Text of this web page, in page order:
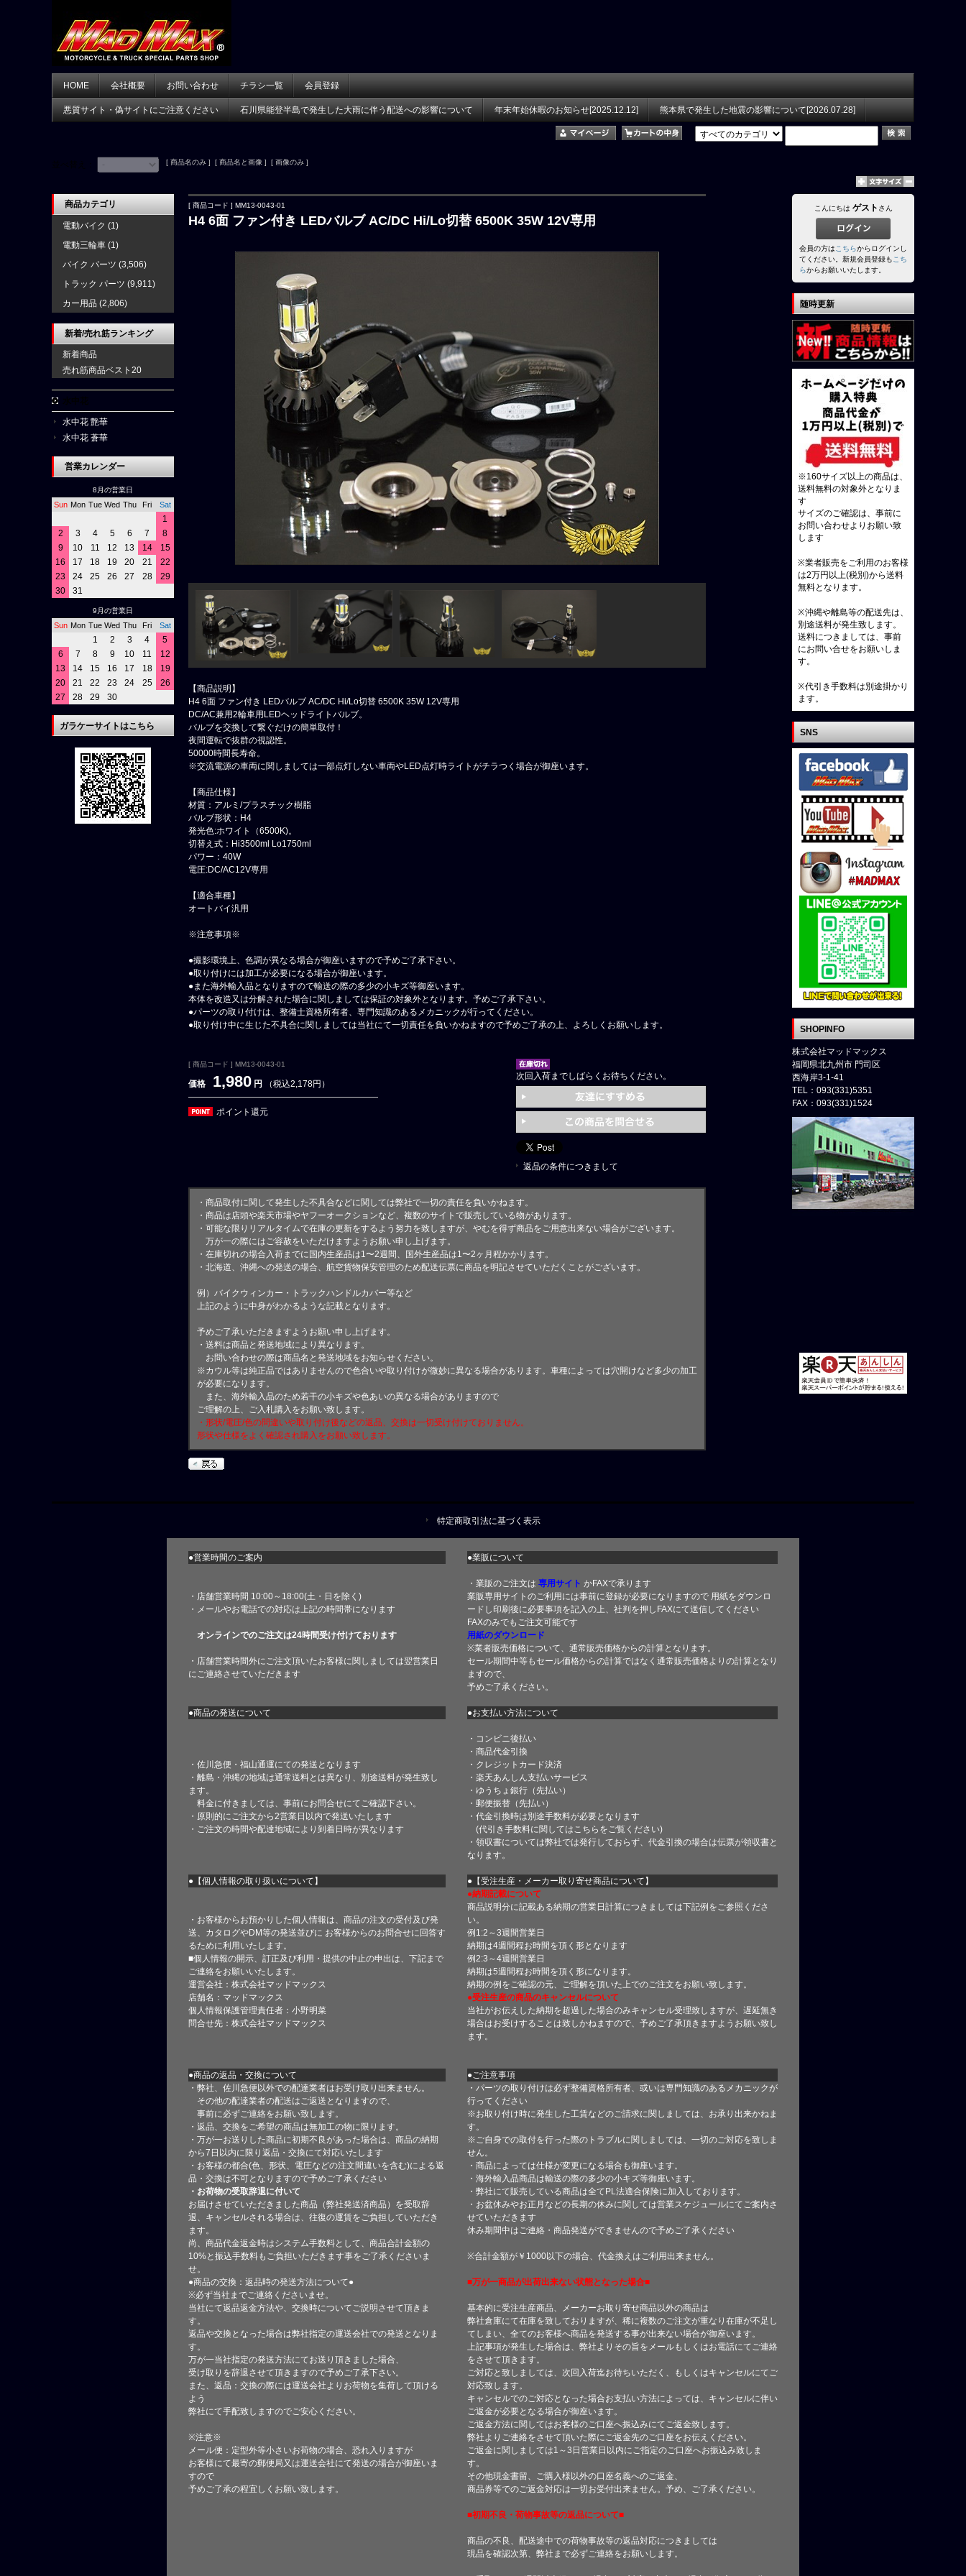
HOME 会社概要 お問い合わせ チラシ一覧 会員登録
悪質サイト・偽サイトにご注意ください 石川県能登半島で発生した大雨に伴う配送への影響について 年末年始休暇のお知らせ[2025.12.12] 熊本県で発生した地震の影響について[2026.07.28]
[ 商品名のみ ] [ 商品名と画像 ] [ 画像のみ ]
[ 商品コード ] MM13-0043-01
H4 6面 ファン付き LEDバルブ AC/DC Hi/Lo切替 6500K 35W 12V専用
【商品説明】
H4 6面 ファン付き LEDバルブ AC/DC Hi/Lo切替 6500K 35W 12V専用
DC/AC兼用2輪車用LEDヘッドライトバルブ。
バルブを交換して繋ぐだけの簡単取付！
夜間運転で抜群の視認性。
50000時間長寿命。
※交流電源の車両に関しましては一部点灯しない車両やLED点灯時ライトがチラつく場合が御座います。
【商品仕様】
材質：アルミ/プラスチック樹脂
バルブ形状：H4
発光色:ホワイト（6500K)。
切替え式：Hi3500ml Lo1750ml
パワー：40W
電圧:DC/AC12V専用
【適合車種】
オートバイ汎用
※注意事項※
●撮影環境上、色調が異なる場合が御座いますので予めご了承下さい。
●取り付けには加工が必要になる場合が御座います。
●また海外輸入品となりますので輸送の際の多少の小キズ等御座います。
本体を改造又は分解された場合に関しましては保証の対象外となります。予めご了承下さい。
●パーツの取り付けは、整備士資格所有者、専門知識のあるメカニックが行ってください。
●取り付け中に生じた不具合に関しましては当社にて一切責任を負いかねますので予めご了承の上、よろしくお願いします。
[ 商品コード ] MM13-0043-01
価格 1,980 円 （税込2,178円）
ポイント還元
次回入荷までしばらくお待ちください。
返品の条件につきまして
・商品取付に関して発生した不具合などに関しては弊社で一切の責任を負いかねます。
・商品は店頭や楽天市場やヤフーオークションなど、複数のサイトで販売している物があります。
・可能な限りリアルタイムで在庫の更新をするよう努力を致しますが、やむを得ず商品をご用意出来ない場合がございます。
万が一の際にはご容赦をいただけますようお願い申し上げます。
・在庫切れの場合入荷までに国内生産品は1〜2週間、国外生産品は1〜2ヶ月程かかります。
・北海道、沖縄への発送の場合、航空貨物保安管理のため配送伝票に商品を明記させていただくことがございます。
例）バイクウィンカー・トラックハンドルカバー等など
上記のように中身がわかるような記載となります。
予めご了承いただきますようお願い申し上げます。
・送料は商品と発送地域により異なります。
お問い合わせの際は商品名と発送地域をお知らせください。
※カウル等は純正品ではありませんので色合いや取り付けが微妙に異なる場合があります。車種によっては穴開けなど多少の加工
が必要になります。
また、海外輸入品のため若干の小キズや色あいの異なる場合がありますので
ご理解の上、ご入札購入をお願い致します。
・形状/電圧/色の間違いや取り付け後などの返品、交換は一切受け付けておりません。
形状や仕様をよく確認され購入をお願い致します。
商品カテゴリ
電動バイク (1)
電動三輪車 (1)
バイク パーツ (3,506)
トラック パーツ (9,911)
カー用品 (2,806)
新着/売れ筋ランキング
新着商品
売れ筋商品ベスト20
水中花 艶華
水中花 蒼華
営業カレンダー
8月の営業日
Sun Mon Tue Wed Thu Fri Sat
1
2
3 4 5 6 7
8
9
10 11 12 13 14
15
16
17 18 19 20 21
22
23
24 25 26 27 28
29
30
31
9月の営業日
Sun Mon Tue Wed Thu Fri Sat
1 2 3 4
5
6
7 8 9 10 11
12
13
14 15 16 17 18
19
20
21 22 23 24 25
26
27
28 29 30
ガラケーサイトはこちら
こんにちは ゲスト さん
会員の方はこちらからログインし
てください。新規会員登録もこち
らからお願いいたします。
随時更新
※160サイズ以上の商品は、
送料無料の対象外となりま
す
サイズのご確認は、事前に
お問い合わせよりお願い致
します
※業者販売をご利用のお客様
は2万円以上(税別)から送料
無料となります。
※沖縄や離島等の配送先は、
別途送料が発生致します。
送料につきましては、事前
にお問い合せをお願いしま
す。
※代引き手数料は別途掛かり
ます。
SNS
SHOPINFO
株式会社マッドマックス
福岡県北九州市 門司区
西海岸3-1-41
TEL：093(331)5351
FAX：093(331)1524
特定商取引法に基づく表示
●営業時間のご案内 ●業販について
・店舗営業時間 10:00～18:00(土・日を除く)
・メールやお電話での対応は上記の時間帯になります
オンラインでのご注文は24時間受け付けております
・店舗営業時間外にご注文頂いたお客様に関しましては翌営業日
にご連絡させていただきます
・業販のご注文は 専用サイト かFAXで承ります
業販専用サイトのご利用には事前に登録が必要になりますので 用紙をダウンロ
ードし印刷後に必要事項を記入の上、社判を押しFAXにて送信してください
FAXのみでもご注文可能です
用紙のダウンロード
※業者販売価格について、通常販売価格からの計算となります。
セール期間中等もセール価格からの計算ではなく通常販売価格よりの計算となり
ますので、
予めご了承ください。
●商品の発送について ●お支払い方法について
・佐川急便・福山通運にての発送となります
・離島・沖縄の地域は通常送料とは異なり、別途送料が発生致し
ます。
料金に付きましては、事前にお問合せにてご確認下さい。
・原則的にご注文から2営業日以内で発送いたします
・ご注文の時間や配達地域により到着日時が異なります
・コンビニ後払い
・商品代金引換
・クレジットカード決済
・楽天あんしん支払いサービス
・ゆうちょ銀行（先払い）
・郵便振替（先払い）
・代金引換時は別途手数料が必要となります
(代引き手数料に関してはこちら をご覧ください)
・領収書については弊社では発行しておらず、代金引換の場合は伝票が領収書と
なります。
●【個人情報の取り扱いについて】 ●【受注生産・メーカー取り寄せ商品について】
・お客様からお預かりした個人情報は、商品の注文の受付及び発
送、カタログやDM等の発送並びに お客様からのお問合せに回答す
るために利用いたします。
■個人情報の開示、訂正及び利用・提供の中止の申出は、下記まで
ご連絡をお願いいたします。
運営会社：株式会社マッドマックス
店舗名：マッドマックス
個人情報保護管理責任者：小野明菜
問合せ先：株式会社マッドマックス
●納期記載について
商品説明分に記載ある納期の営業日計算につきましては下記例をご参照くださ
い。
例1:2～3週間営業日
納期は4週間程お時間を頂く形となります
例2:3～4週間営業日
納期は5週間程お時間を頂く形になります。
納期の例をご確認の元、ご理解を頂いた上でのご注文をお願い致します。
●受注生産の商品のキャンセルについて
当社がお伝えした納期を超過した場合のみキャンセル受理致しますが、遅延無き
場合はお受けすることは致しかねますので、予めご了承頂きますようお願い致し
ます。
●商品の返品・交換について
●ご注意事項
・弊社、佐川急便以外での配達業者はお受け取り出来ません。
その他の配達業者の配送はご返送となりますので、
事前に必ずご連絡をお願い致します。
・返品、交換をご希望の商品は無加工の物に限ります。
・万が一お送りした商品に初期不良があった場合は、商品の納期
から7日以内に限り返品・交換にて対応いたします
・お客様の都合(色、形状、電圧などの注文間違いを含む)による返
品・交換は不可となりますので予めご了承ください
・お荷物の受取辞退に付いて
お届けさせていただきました商品（弊社発送済商品）を受取辞
退、キャンセルされる場合は、往復の運賃をご負担していただき
ます。
尚、商品代金返金時はシステム手数料として、商品合計金額の
10%と振込手数料もご負担いただきます事をご了承くださいま
せ。
●商品の交換：返品時の発送方法について●
※必ず当社までご連絡くださいませ。
当社にて返品返金方法や、交換時についてご説明させて頂きま
す。
返品や交換となった場合は弊社指定の運送会社での発送となりま
す。
万が一当社指定の発送方法にてお送り頂きました場合、
受け取りを辞退させて頂きますので予めご了承下さい。
また、返品：交換の際には運送会社よりお荷物を集荷して頂ける
よう
弊社にて手配致しますのでご安心ください。
※注意※
メール便：定型外等小さいお荷物の場合、恐れ入りますが
お客様にて最寄の郵便局又は運送会社にて発送の場合が御座いま
すので
予めご了承の程宜しくお願い致します。
・パーツの取り付けは必ず整備資格所有者、或いは専門知識のあるメカニックが
行ってください
※お取り付け時に発生した工賃などのご請求に関しましては、お承り出来かねま
す。
※ご自身での取付を行った際のトラブルに関しましては、一切のご対応を致しま
せん。
・商品によっては仕様が変更になる場合も御座います。
・海外輸入品商品は輸送の際の多少の小キズ等御座います。
・弊社にて販売している商品は全てPL法適合保険に加入しております。
・お盆休みやお正月などの長期の休みに関しては営業スケジュールにてご案内さ
せていただきます
休み期間中はご連絡・商品発送ができませんので予めご了承ください
※合計金額が￥1000以下の場合、代金換えはご利用出来ません。
■万が一商品が出荷出来ない状態となった場合■
基本的に受注生産商品、メーカーお取り寄せ商品以外の商品は
弊社倉庫にて在庫を致しておりますが、稀に複数のご注文が重なり在庫が不足し
てしまい、全てのお客様へ商品を発送する事が出来ない場合が御座います。
上記事項が発生した場合は、弊社よりその旨をメールもしくはお電話にてご連絡
をさせて頂きます。
ご対応と致しましては、次回入荷迄お待ちいただく、もしくはキャンセルにてご
対応致します。
キャンセルでのご対応となった場合お支払い方法によっては、キャンセルに伴い
ご返金が必要となる場合が御座います。
ご返金方法に関してはお客様のご口座へ振込みにてご返金致します。
弊社よりご連絡をさせて頂いた際にご返金先のご口座をお伝えください。
ご返金に関しましては1～3日営業日以内にご指定のご口座へお振込み致しま
す。
その他現金書留、ご購入様以外の口座名義へのご返金、
商品券等でのご返金対応は一切お受付出来ません。予め、ご了承ください。
■初期不良・荷物事故等の返品について■
商品の不良、配送途中での荷物事故等の返品対応につきましては
現品を確認次第、弊社まで必ずご連絡をお願いします。